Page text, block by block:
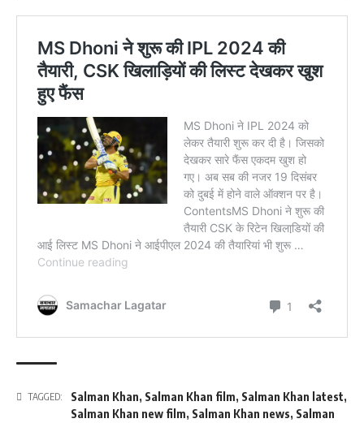
TAGGED: Salman Khan, Salman Khan film, Salman Khan latest,
Salman Khan new film, Salman Khan news, Salman